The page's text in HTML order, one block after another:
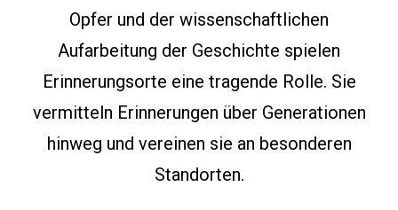
Opfer und der wissenschaftlichen
Aufarbeitung der Geschichte spielen
Erinnerungsorte eine tragende Rolle. Sie
vermitteln Erinnerungen über Generationen
hinweg und vereinen sie an besonderen
Standorten.